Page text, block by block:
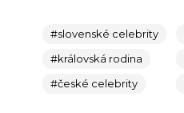
#slovenské celebrity
#královská rodina
#české celebrity